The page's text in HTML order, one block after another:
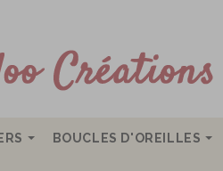
BOUCLES D'OREILLES